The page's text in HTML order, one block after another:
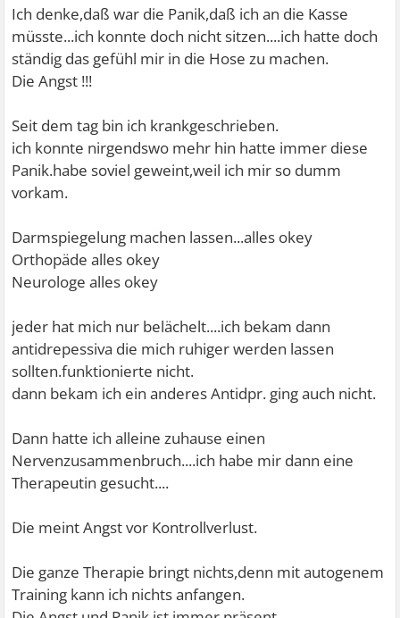
Ich denke,daß war die Panik,daß ich an die Kasse
müsste...ich konnte doch nicht sitzen....ich hatte doch
ständig das gefühl mir in die Hose zu machen.
Die Angst !!!
Seit dem tag bin ich krankgeschrieben.
ich konnte nirgendswo mehr hin hatte immer diese
Panik.habe soviel geweint,weil ich mir so dumm
vorkam.
Darmspiegelung machen lassen...alles okey
Orthopäde alles okey
Neurologe alles okey
jeder hat mich nur belächelt....ich bekam dann
antidrepessiva die mich ruhiger werden lassen
sollten.funktionierte nicht.
dann bekam ich ein anderes Antidpr. ging auch nicht.
Dann hatte ich alleine zuhause einen
Nervenzusammenbruch....ich habe mir dann eine
Therapeutin gesucht....
Die meint Angst vor Kontrollverlust.
Die ganze Therapie bringt nichts,denn mit autogenem
Training kann ich nichts anfangen.